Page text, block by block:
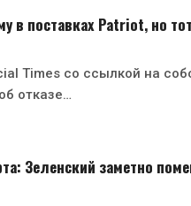
в поставках Patriot, но
Times со ссылкой на
отказе…
Зеленский заметно